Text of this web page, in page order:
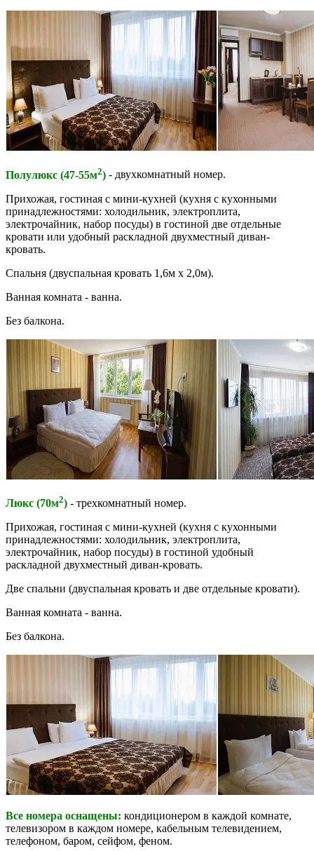
Полулюкс (47-55м2) - двухкомнатный номер.
Прихожая, гостиная с мини-кухней (кухня с кухонными
принадлежностями: холодильник, электроплита,
электрочайник, набор посуды) в гостиной две отдельные
кровати или удобный раскладной двухместный диван-
кровать.
Спальня (двуспальная кровать 1,6м x 2,0м).
Ванная комната - ванна.
Без балкона.
Люкс (70м2) - трехкомнатный номер.
Прихожая, гостиная с мини-кухней (кухня с кухонными
принадлежностями: холодильник, электроплита,
электрочайник, набор посуды) в гостиной удобный
раскладной двухместный диван-кровать.
Две спальни (двуспальная кровать и две отдельные кровати).
Ванная комната - ванна.
Без балкона.
Все номера оснащены: кондиционером в каждой комнате,
телевизором в каждом номере, кабельным телевидением,
телефоном, баром, сейфом, феном.